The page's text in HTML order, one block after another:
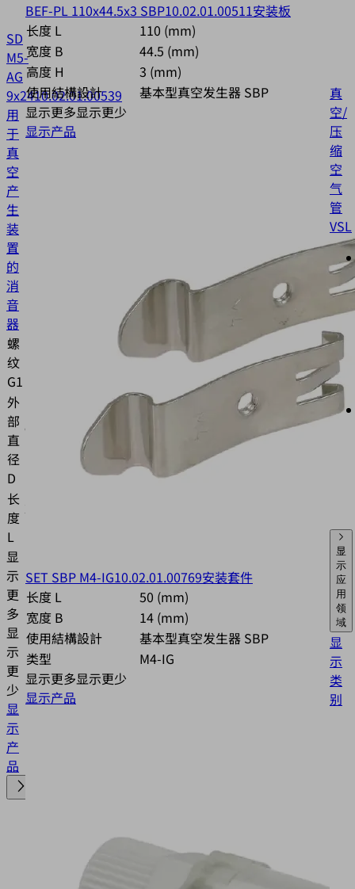
SD
M5-
AG
9x2410.02.01.00539
用
于
真
空
产
生
装
置
的
消
音
器
螺
纹
G1
外
部
直
径
D
9
长
度
L
24
显
示
更
多
显
示
更
少
显
示
产
品
BEF-PL 110x44.5x3 SBP10.02.01.00511安装板
长度 L
110 (mm)
宽度 B
44.5 (mm)
高度 H
3 (mm)
使用結構設計
基本型真空发生器 SBP
显示更多显示更少
显示产品
SET SBP M4-IG10.02.01.00769安装套件
长度 L
50 (mm)
宽度 B
14 (mm)
使用結構設計
基本型真空发生器 SBP
类型
M4-IG
显示更多显示更少
显示产品
真
空/
压
缩
空
气
管
VSL
显
示
应
用
领
域
显
示
类
别